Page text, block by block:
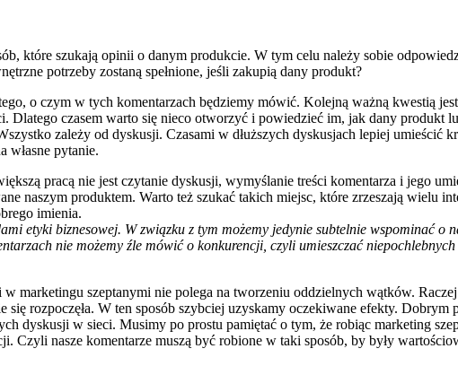
które szukają opinii o danym produkcie. W tym celu należy sobie
potrzeby zostaną spełnione, jeśli zakupią dany produkt?
o czym w tych komentarzach będziemy mówić. Kolejną ważną kwestią
czasem warto się nieco otworzyć i powiedzieć im, jak dany produkt
zależy od dyskusji. Czasami w dłuższych dyskusjach lepiej
własne pytanie.
pracą nie jest czytanie dyskusji, wymyślanie treści komentarza i jego
naszym produktem. Warto też szukać takich miejsc, które zrzeszają wielu
imienia.
etyki biznesowej. W związku z tym możemy jedynie subtelnie wspominać o
nie możemy źle mówić o konkurencji, czyli umieszczać
marketingu szeptanymi nie polega na tworzeniu oddzielnych wątków.
się rozpoczęła. W ten sposób szybciej uzyskamy oczekiwane efekty.
dyskusji w sieci. Musimy po prostu pamiętać o tym, że robiąc marketing
Czyli nasze komentarze muszą być robione w taki sposób, by były